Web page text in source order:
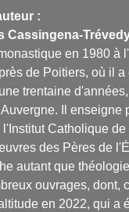
:
Cassingena-
en 1980 à
de Poitiers, où il
trentaine
Il enseigne
Catholique de
des Pères de
autant que
ouvrages, dont,
en 2022, qui a